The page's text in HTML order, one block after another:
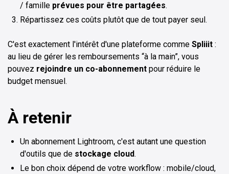
/ famille prévues pour être partagées.
Répartissez ces coûts plutôt que de tout payer seul.
C'est exactement l'intérêt d'une plateforme comme Spliiit :
au lieu de gérer les remboursements “à la main”, vous
pouvez rejoindre un co-abonnement pour réduire le
budget mensuel.
À retenir
Un abonnement Lightroom, c'est autant une question
d'outils que de stockage cloud.
Le bon choix dépend de votre workflow : mobile/cloud,